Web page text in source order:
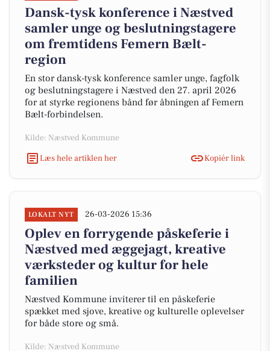
Dansk-tysk konference i Næstved
samler unge og beslutningstagere
om fremtidens Femern Bælt-
region
En stor dansk-tysk konference samler unge, fagfolk
og beslutningstagere i Næstved den 27. april 2026
for at styrke regionens bånd før åbningen af Femern
Bælt-forbindelsen.
Kilde: Næstved Kommune
Læs hele artiklen her
Kopiér link
LOKALT NYT 26-03-2026 15:36
Oplev en forrygende påskeferie i
Næstved med æggejagt, kreative
værksteder og kultur for hele
familien
Næstved Kommune inviterer til en påskeferie
spækket med sjove, kreative og kulturelle oplevelser
for både store og små.
Kilde: Næstved Kommune